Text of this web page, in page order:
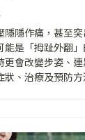
隱隱作痛，甚至
能是「拇趾外翻
會改變步姿、
、治療及預防方